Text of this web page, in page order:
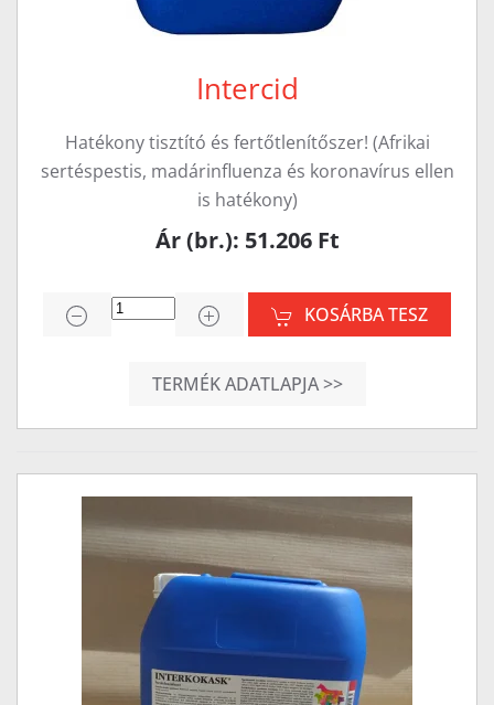
Intercid
Hatékony tisztító és fertőtlenítőszer! (Afrikai
sertéspestis, madárinfluenza és koronavírus ellen
is hatékony)
Ár (br.): 51.206 Ft
KOSÁRBA TESZ
TERMÉK ADATLAPJA >>